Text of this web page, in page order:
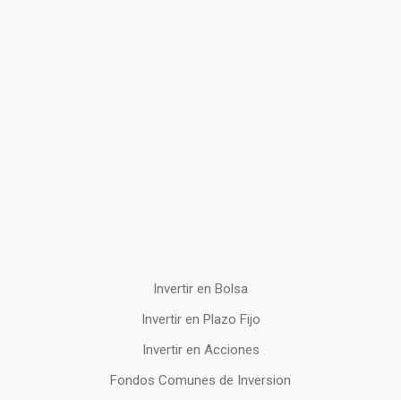
Invertir en Bolsa
Invertir en Plazo Fijo
Invertir en Acciones
Fondos Comunes de Inversion